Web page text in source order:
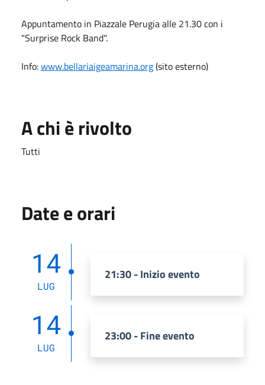
Appuntamento in Piazzale Perugia alle 21.30 con i
"Surprise Rock Band".
Info:www.bellariaigeamarina.org(sito esterno)
A chi è rivolto
Tutti
Date e orari
14
LUG
21:30 - Inizio evento
14
LUG
23:00 - Fine evento